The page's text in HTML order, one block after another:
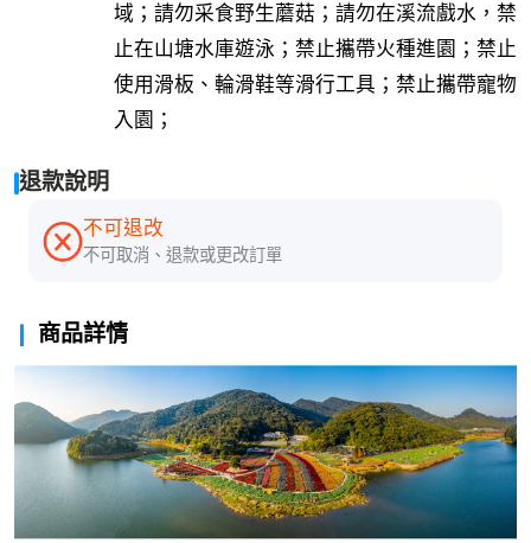
域；請勿采食野生蘑菇；請勿在溪流戲水，禁
止在山塘水庫遊泳；禁止攜帶火種進園；禁止
使用滑板、輪滑鞋等滑行工具；禁止攜帶寵物
入園；
退款說明
不可退改
不可取消、退款或更改訂單
商品詳情